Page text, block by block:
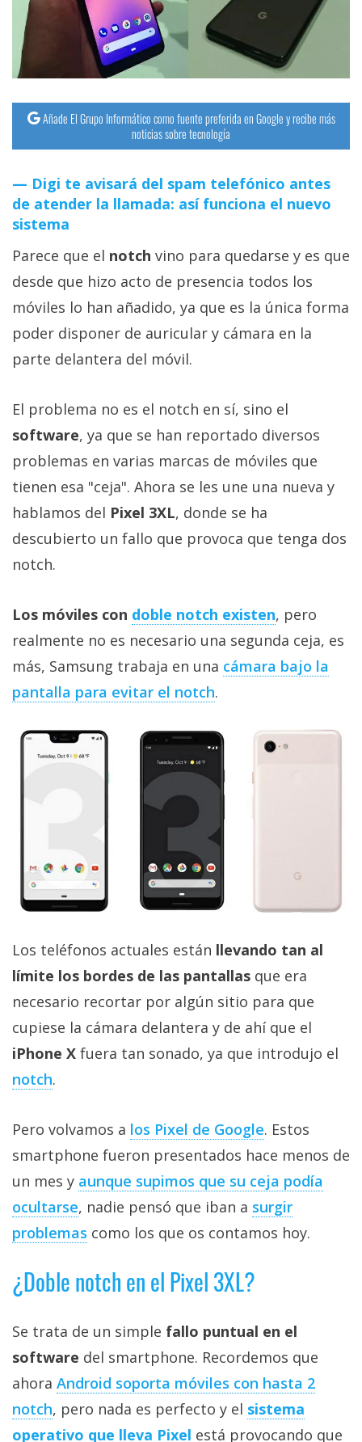
Operadores
Trucos
Ciberseguridad
Sistemas
operativos
Profesional
+
Sorteos
Foros
Contacto
/
Sobre
/
Publicidad
Cambiar
opciones
privacidad
/
comunicación
digital donde
encontrarás
todas las
móviles,
ordenadores,
apps,
informática,
videojuegos,
comparativas,
tutoriales.
El Grupo
(CC) 2006-
2026. Algunos
derechos
reservados .
Añade El Grupo Informático como fuente preferida en Google y recibe más
noticias sobre tecnología
Digi te avisará del spam telefónico antes
de atender la llamada: así funciona el nuevo
sistema
Parece que el notch vino para quedarse y es que
desde que hizo acto de presencia todos los
móviles lo han añadido, ya que es la única forma
poder disponer de auricular y cámara en la
parte delantera del móvil.
El problema no es el notch en sí, sino el
software, ya que se han reportado diversos
problemas en varias marcas de móviles que
tienen esa "ceja". Ahora se les une una nueva y
hablamos del Pixel 3XL, donde se ha
descubierto un fallo que provoca que tenga dos
notch.
Los móviles con doble notch existen, pero
realmente no es necesario una segunda ceja, es
más, Samsung trabaja en una cámara bajo la
pantalla para evitar el notch.
Los teléfonos actuales están llevando tan al
límite los bordes de las pantallas que era
necesario recortar por algún sitio para que
cupiese la cámara delantera y de ahí que el
iPhone X fuera tan sonado, ya que introdujo el
notch.
Pero volvamos a los Pixel de Google. Estos
smartphone fueron presentados hace menos de
un mes y aunque supimos que su ceja podía
ocultarse, nadie pensó que iban a surgir
problemas como los que os contamos hoy.
¿Doble notch en el Pixel 3XL?
Se trata de un simple fallo puntual en el
software del smartphone. Recordemos que
ahora Android soporta móviles con hasta 2
notch, pero nada es perfecto y el sistema
operativo que lleva Pixel está provocando que